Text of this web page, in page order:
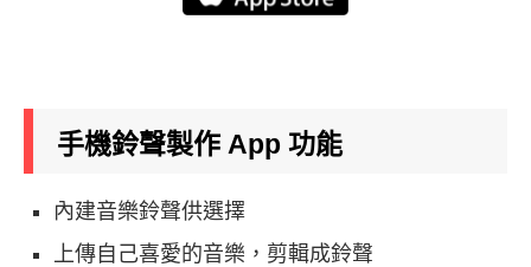
手機鈴聲製作 App 功能
內建音樂鈴聲供選擇
上傳自己喜愛的音樂，剪輯成鈴聲